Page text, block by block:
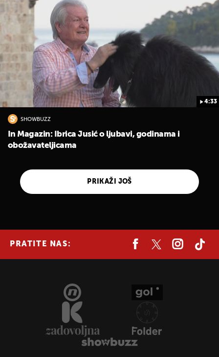
4:33
SHOWBUZZ
In Magazin: Ibrica Jusić o ljubavi, godinama i
obožavateljicama
PRIKAŽI JOŠ
PRATITE NAS: